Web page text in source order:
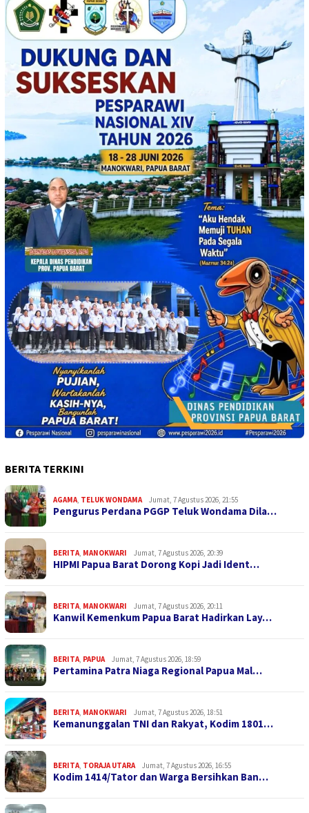
BERITA TERKINI
AGAMA, TELUK WONDAMA Jumat, 7 Agustus 2026, 21:55
Pengurus Perdana PGGP Teluk Wondama Dila…
BERITA, MANOKWARI Jumat, 7 Agustus 2026, 20:39
HIPMI Papua Barat Dorong Kopi Jadi Ident…
BERITA, MANOKWARI Jumat, 7 Agustus 2026, 20:11
Kanwil Kemenkum Papua Barat Hadirkan Lay…
BERITA, PAPUA Jumat, 7 Agustus 2026, 18:59
Pertamina Patra Niaga Regional Papua Mal…
BERITA, MANOKWARI Jumat, 7 Agustus 2026, 18:51
Kemanunggalan TNI dan Rakyat, Kodim 1801…
BERITA, TORAJA UTARA Jumat, 7 Agustus 2026, 16:55
Kodim 1414/Tator dan Warga Bersihkan Ban…